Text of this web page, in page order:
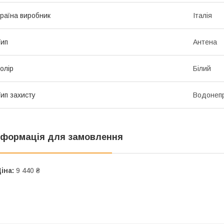
виробник Італія
Антена
Білий
захисту
для замовлення
9 440 ₴